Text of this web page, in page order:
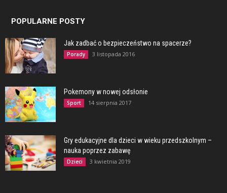
POPULARNE POSTY
Jak zadbać o bezpieczeństwo na spacerze?
Porady 3 listopada 2016
Pokemony w nowej odsłonie
Sport 14 sierpnia 2017
Gry edukacyjne dla dzieci w wieku przedszkolnym –
nauka poprzez zabawę
Dzieci 3 kwietnia 2019